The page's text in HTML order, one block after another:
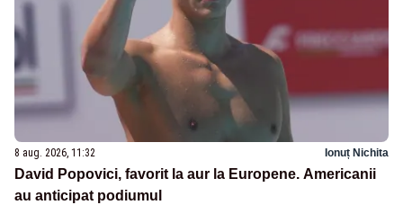
8 aug. 2026, 11:32 Ionuț Nichita
David Popovici, favorit la aur la Europene. Americanii
au anticipat podiumul